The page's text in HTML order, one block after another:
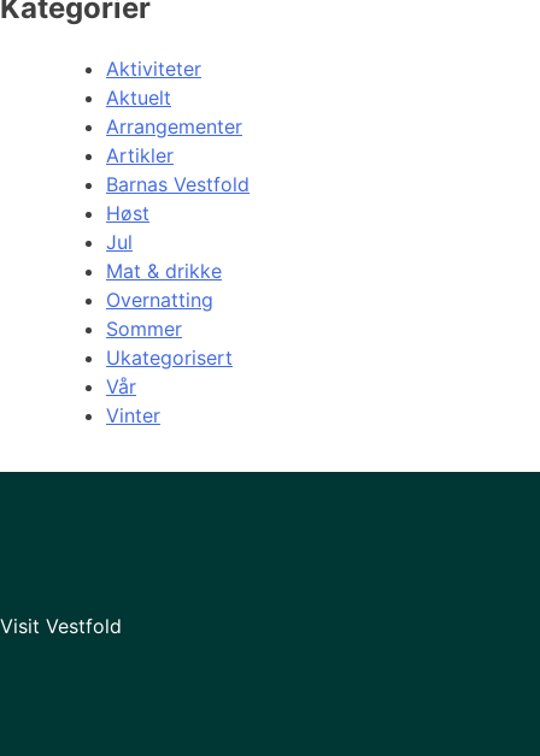
Kategorier
Aktiviteter
Aktuelt
Arrangementer
Artikler
Barnas Vestfold
Høst
Jul
Mat & drikke
Overnatting
Sommer
Ukategorisert
Vår
Vinter
Visit Vestfold